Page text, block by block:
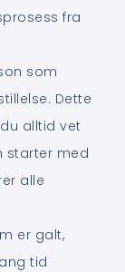
fra
som
Dette
alltid vet
starter med
alle
er galt,
tid